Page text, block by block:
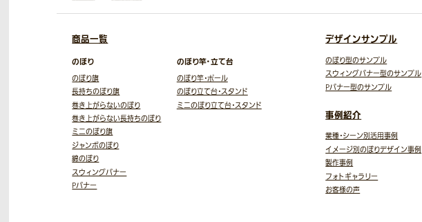
商品一覧
のぼり
のぼり旗
長持ちのぼり旗
巻き上がらないのぼり
巻き上がらない長持ちのぼり
ミニのぼり旗
ジャンボのぼり
綿のぼり
スウィングバナー
Pバナー
のぼり竿・立て台
のぼり竿・ポール
のぼり立て台・スタンド
ミニのぼり立て台・スタンド
デザインサンプル
のぼり型のサンプル
スウィングバナー型のサンプル
Pバナー型のサンプル
事例紹介
業種・シーン別活用事例
イメージ別のぼりデザイン事例
製作事例
フォトギャラリー
お客様の声